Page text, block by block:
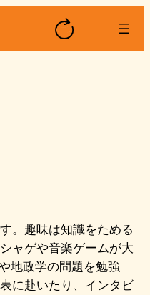
。趣味は知識をためる
ャゲや音楽ゲームが大
地政学の問題を勉強
に赴いたり、インタビ